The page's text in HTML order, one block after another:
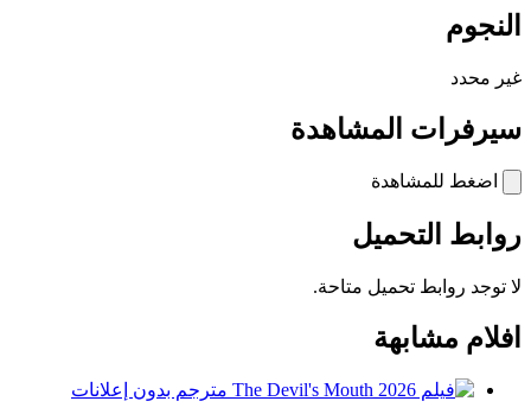
النجوم
غير محدد
سيرفرات المشاهدة
اضغط للمشاهدة
روابط التحميل
لا توجد روابط تحميل متاحة.
افلام مشابهة